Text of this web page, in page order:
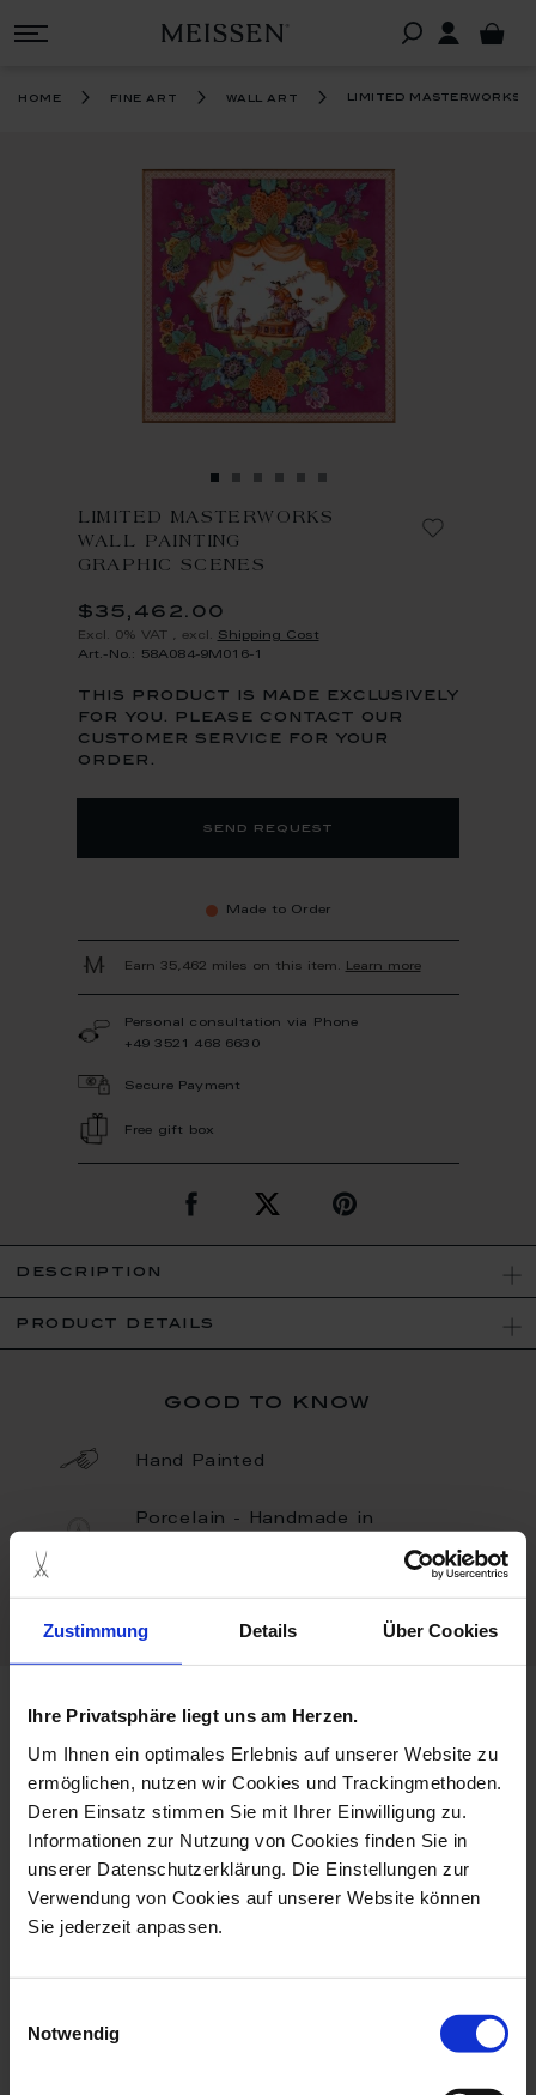
Zustimmung Details Über Cookies
Ihre Privatsphäre liegt uns am Herzen.
Um Ihnen ein optimales Erlebnis auf unserer Website zu
ermöglichen, nutzen wir Cookies und Trackingmethoden.
Deren Einsatz stimmen Sie mit Ihrer Einwilligung zu.
Informationen zur Nutzung von Cookies finden Sie in
unserer Datenschutzerklärung. Die Einstellungen zur
Verwendung von Cookies auf unserer Website können
Sie jederzeit anpassen.
Notwendig
home fine art wall art limited masterworks
LIMITED MASTERWORKS
WALL PAINTING
GRAPHIC SCENES
$35,462.00
Excl. 0% VAT excl. Shipping Cost
Art.-No.: 58A084-9M016-1
this product is made exclusively
for you. please contact our
customer service for your
order.
send request
Made to Order
Earn 35,462 miles on this item. Learn more
Personal consultation via Phone
+49 3521 468 6630
Secure Payment
Free gift box
description
product details
good to know
Hand Painted
Porcelain - Handmade in
Limited Quantity
more products from the limited
masterworks collection